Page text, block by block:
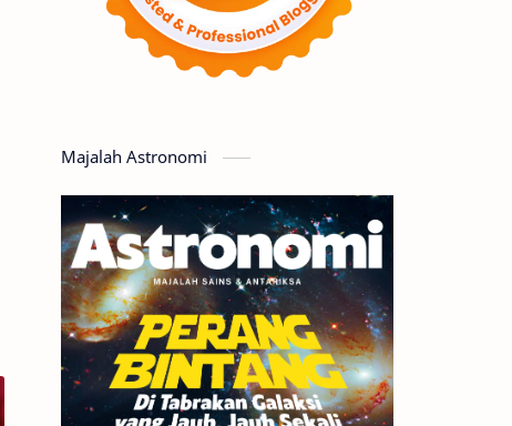
Penelitian
Satelit
Aurora Supernova
Nebula Sponsored
Matahari Featured
Mars Planet Katai
GMT 2016 History
Majalah Astronomi